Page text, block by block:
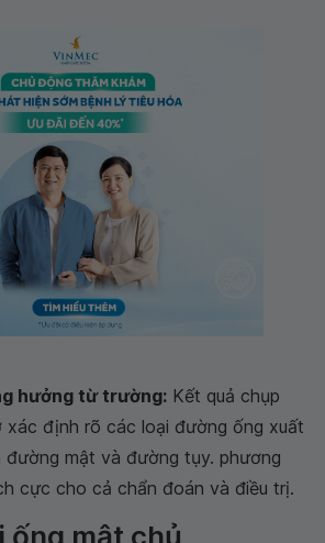
hưởng từ trường: Kết quả chụp
xác định rõ các loại đường ống xuất
mật và đường tụy. phương
cực cho cả chẩn đoán và điều trị.
ống mật chủ